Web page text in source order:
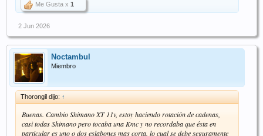
Me Gusta x 1
2 Jun 2026
Noctambul
Miembro
Thorongil dijo: ↑
Buenas. Cambio Shimano XT 11v, estoy haciendo rotación de cadenas,
casi todas Shimano pero tocaba una Kmc y no recordaba que ésta en
particular es uno o dos eslabones mas corta, lo cual se debe seguramente